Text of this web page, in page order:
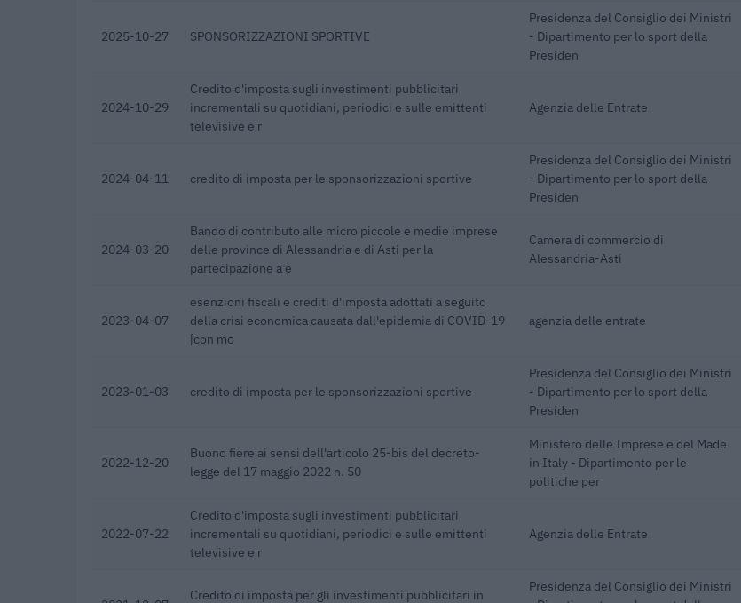
2025-10-27 SPONSORIZZAZIONI SPORTIVE
Presidenza del Consiglio dei Ministri
- Dipartimento per lo sport della
Presiden
2024-10-29
Credito d'imposta sugli investimenti pubblicitari
incrementali su quotidiani, periodici e sulle emittenti
televisive e r
Agenzia delle Entrate
2024-04-11 credito di imposta per le sponsorizzazioni sportive
Presidenza del Consiglio dei Ministri
- Dipartimento per lo sport della
Presiden
2024-03-20
Bando di contributo alle micro piccole e medie imprese
delle province di Alessandria e di Asti per la
partecipazione a e
Camera di commercio di
Alessandria-Asti
2023-04-07
esenzioni fiscali e crediti d'imposta adottati a seguito
della crisi economica causata dall'epidemia di COVID-19
[con mo
agenzia delle entrate
2023-01-03 credito di imposta per le sponsorizzazioni sportive
Presidenza del Consiglio dei Ministri
- Dipartimento per lo sport della
Presiden
2022-12-20
Buono fiere ai sensi dell'articolo 25-bis del decreto-
legge del 17 maggio 2022 n. 50
Ministero delle Imprese e del Made
in Italy - Dipartimento per le
politiche per
2022-07-22
Credito d'imposta sugli investimenti pubblicitari
incrementali su quotidiani, periodici e sulle emittenti
televisive e r
Agenzia delle Entrate
Credito di imposta per gli investimenti pubblicitari in
Presidenza del Consiglio dei Ministri